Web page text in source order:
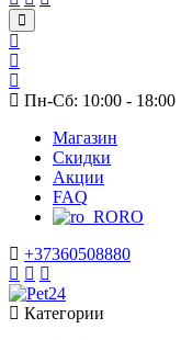
Пн-Сб: 10:00 - 18:00
Магазин
Скидки
Акции
FAQ
RO
+37360508880
Категории